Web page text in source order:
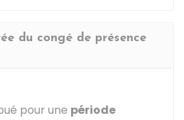
du congé de présence
pour une période